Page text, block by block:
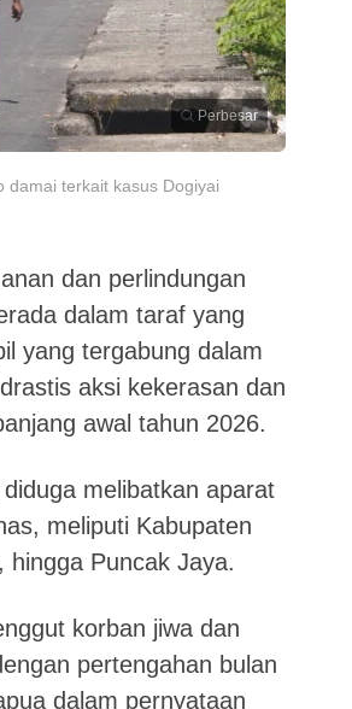
Perbesar
damai terkait kasus Dogiyai
dan perlindungan
dalam taraf yang
yang tergabung dalam
aksi kekerasan dan
awal tahun 2026.
melibatkan aparat
meliputi Kabupaten
hingga Puncak Jaya.
korban jiwa dan
pertengahan bulan
dalam pernyataan